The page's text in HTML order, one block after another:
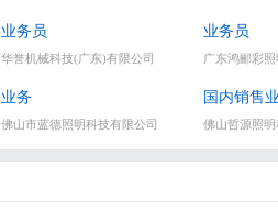
业务员
华誉机械科技(广东)有限公司
业务员
广东鸿郦彩
业务
佛山市蓝德照明科技有限公司
国内销售
佛山哲源照